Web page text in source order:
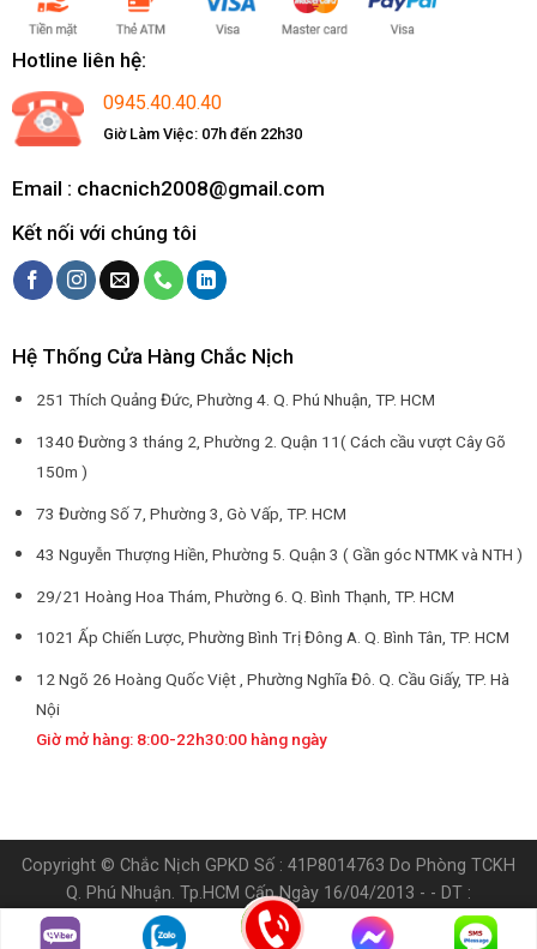
Hotline liên hệ:
0945.40.40.40
Giờ Làm Việc: 07h đến 22h30
Email : chacnich2008@gmail.com
Kết nối với chúng tôi
Hệ Thống Cửa Hàng Chắc Nịch
251 Thích Quảng Đức, Phường 4. Q. Phú Nhuận, TP. HCM
1340 Đường 3 tháng 2, Phường 2. Quận 11( Cách cầu vượt Cây Gõ
150m )
73 Đường Số 7, Phường 3, Gò Vấp, TP. HCM
43 Nguyễn Thượng Hiền, Phường 5. Quận 3 ( Gần góc NTMK và NTH )
29/21 Hoàng Hoa Thám, Phường 6. Q. Bình Thạnh, TP. HCM
1021 Ấp Chiến Lược, Phường Bình Trị Đông A. Q. Bình Tân, TP. HCM
12 Ngõ 26 Hoàng Quốc Việt , Phường Nghĩa Đô. Q. Cầu Giấy, TP. Hà
Nội
Giờ mở hàng: 8:00-22h30:00 hàng ngày
Copyright © Chắc Nịch GPKD Số : 41P8014763 Do Phòng TCKH
Q. Phú Nhuận. Tp.HCM Cấp Ngày 16/04/2013 - - DT :
0905.538.898